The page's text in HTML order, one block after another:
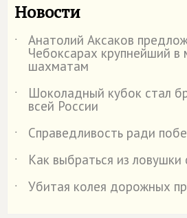
Новости
˙ Анатолий Аксаков
Чебоксарах крупнейший в
шахматам
˙
Шоколадный кубок стал
всей России
˙
Справедливость ради
˙
Как выбраться из
˙
Убитая колея дорожных